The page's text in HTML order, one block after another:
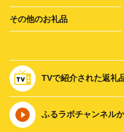
その他のお礼品
TVで紹介された返礼
ふるラボチャンネル